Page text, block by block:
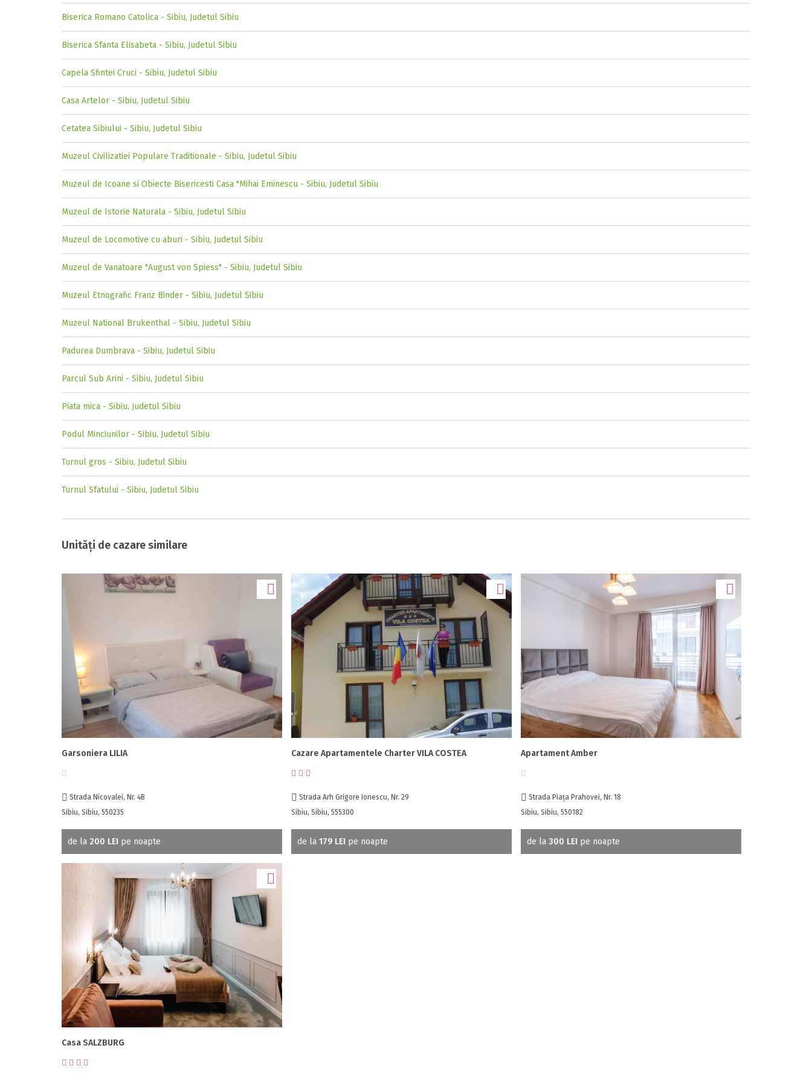
Biserica Romano Catolica - Sibiu, Judetul Sibiu
Biserica Sfanta Elisabeta - Sibiu, Judetul Sibiu
Capela Sfintei Cruci - Sibiu, Judetul Sibiu
Casa Artelor - Sibiu, Judetul Sibiu
Cetatea Sibiului - Sibiu, Judetul Sibiu
Muzeul Civilizatiei Populare Traditionale - Sibiu, Judetul Sibiu
Muzeul de Icoane si Obiecte Bisericesti Casa "Mihai Eminescu - Sibiu, Judetul Sibiu
Muzeul de Istorie Naturala - Sibiu, Judetul Sibiu
Muzeul de Locomotive cu aburi - Sibiu, Judetul Sibiu
Muzeul de Vanatoare "August von Spiess" - Sibiu, Judetul Sibiu
Muzeul Etnografic Franz Binder - Sibiu, Judetul Sibiu
Muzeul National Brukenthal - Sibiu, Judetul Sibiu
Padurea Dumbrava - Sibiu, Judetul Sibiu
Parcul Sub Arini - Sibiu, Judetul Sibiu
Piata mica - Sibiu, Judetul Sibiu
Podul Minciunilor - Sibiu, Judetul Sibiu
Turnul gros - Sibiu, Judetul Sibiu
Turnul Sfatului - Sibiu, Judetul Sibiu
Unități de cazare similare
Garsoniera LILIA
Strada Nicovalei, Nr. 4B
Sibiu, Sibiu, 550235
de la 200 LEI pe noapte
Cazare Apartamentele Charter VILA COSTEA
Strada Arh Grigore Ionescu, Nr. 29
Sibiu, Sibiu, 555300
de la 179 LEI pe noapte
Apartament Amber
Strada Piața Prahovei, Nr. 18
Sibiu, Sibiu, 550182
de la 300 LEI pe noapte
Casa SALZBURG